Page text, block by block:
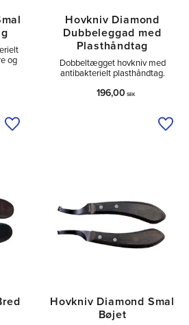
og
Tilføj til ønskeliste
Hovkniv Diamond
Dubbeleggad med
Plasthåndtag
Dobbeltægget hovkniv med
antibakterielt plasthåndtag.
196,00 SEK
Hovkniv Diamond Smal
Bøjet